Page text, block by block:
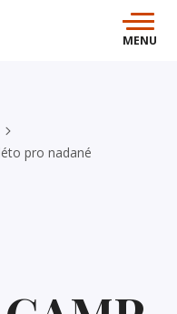
MENU
pro nadané